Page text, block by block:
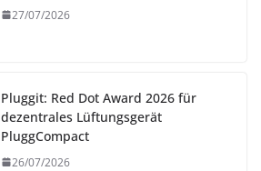
27/07/2026
Pluggit: Red Dot Award 2026 für
dezentrales Lüftungsgerät
PluggCompact
26/07/2026